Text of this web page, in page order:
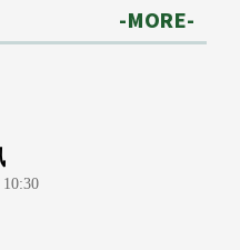
-MORE-